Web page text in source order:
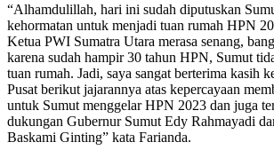
“Alhamdulillah, hari ini sudah diputuskan
kehormatan untuk menjadi tuan rumah HPN
Ketua PWI Sumatra Utara merasa senang,
karena sudah hampir 30 tahun HPN, Sumut
tuan rumah. Jadi, saya sangat berterima kasih
Pusat berikut jajarannya atas kepercayaan
untuk Sumut menggelar HPN 2023 dan juga
dukungan Gubernur Sumut Edy Rahmayadi
Baskami Ginting” kata Farianda.